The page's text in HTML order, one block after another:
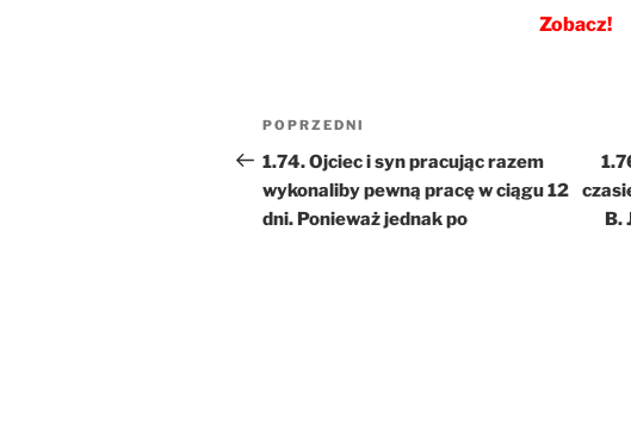
Zobacz!
Nawigacja
wpisu
Poprzedni
wpis
POPRZEDNI
1.74. Ojciec i syn pracując razem
wykonaliby pewną pracę w ciągu 12
dni. Ponieważ jednak po
B.